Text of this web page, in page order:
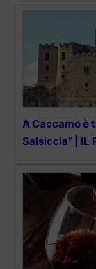
A Caccamo è
Salsiccia” | IL